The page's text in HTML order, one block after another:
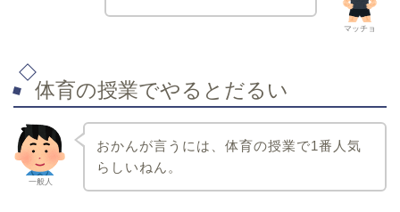
マッチョ
体育の授業でやるとだるい
一般人
おかんが言うには、体育の授業で1番人気
らしいねん。